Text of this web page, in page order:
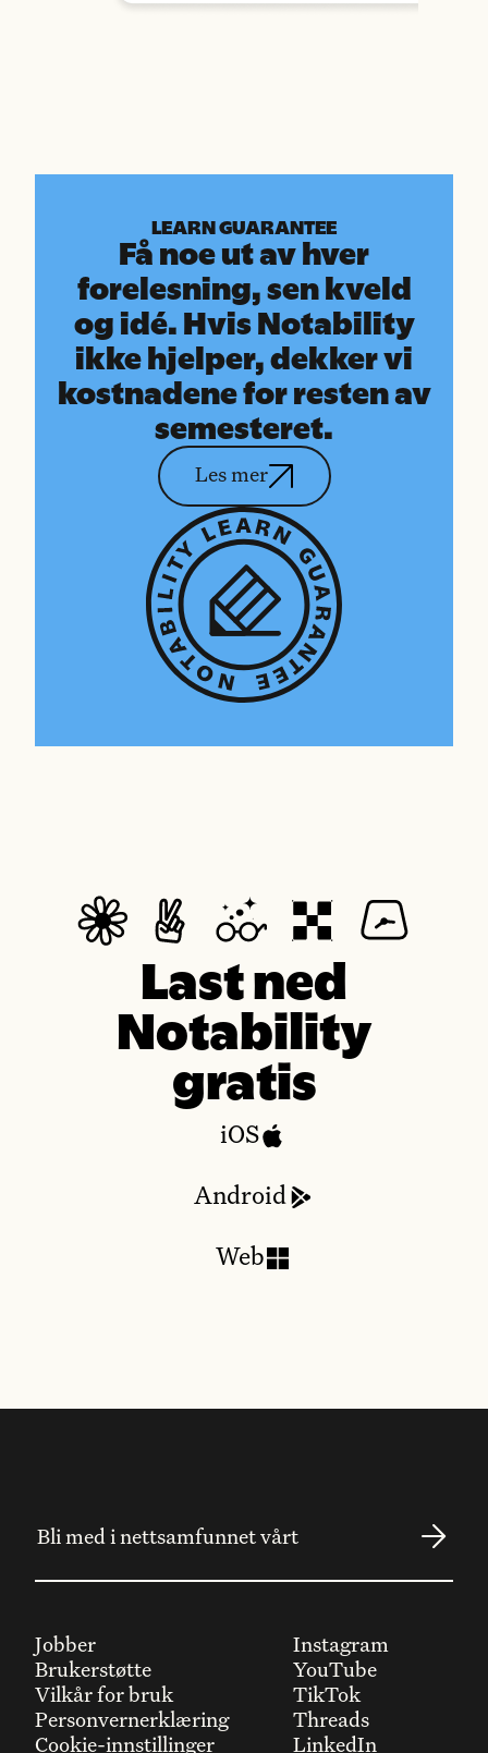
LEARN GUARANTEE
Få noe ut av hver
forelesning, sen kveld
og idé. Hvis Notability
ikke hjelper, dekker vi
kostnadene for resten av
semesteret.
Les mer
Last ned
Notability
gratis
iOS
Android
Web
Jobber
Brukerstøtte
Vilkår for bruk
Personvernerklæring
Cookie-innstillinger
Instagram
YouTube
TikTok
Threads
LinkedIn